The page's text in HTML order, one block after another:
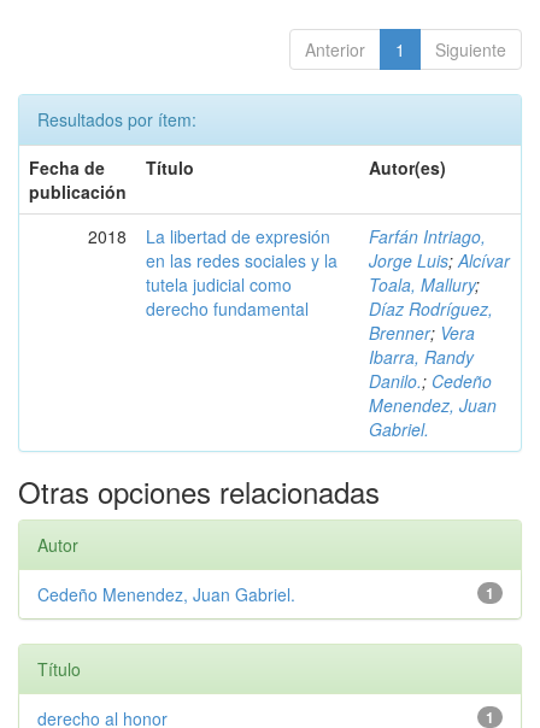
Anterior 1 Siguiente
Resultados por ítem:
Fecha de
publicación
Título Autor(es)
2018
La libertad de expresión
en las redes sociales y la
tutela judicial como
derecho fundamental
Farfán Intriago,
Jorge Luis;Alcívar
Toala, Mallury;
Díaz Rodríguez,
Brenner; Vera
Ibarra, Randy
Danilo.; Cedeño
Menendez, Juan
Gabriel.
Otras opciones relacionadas
Autor
1
Cedeño Menendez, Juan Gabriel.
Título
1
derecho al honor